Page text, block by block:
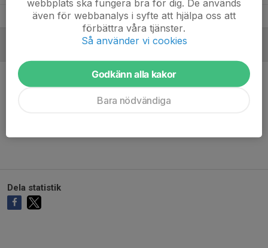
Alvin Lindell 1 0 0 0
Dela statistik
webbplats ska fungera bra för dig. De används
även för webbanalys i syfte att hjälpa oss att
förbättra våra tjänster.
Så använder vi cookies
Godkänn alla kakor
Bara nödvändiga